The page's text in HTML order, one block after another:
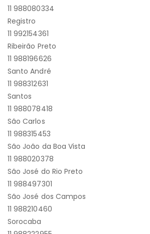
11 988080334
Registro
11 992154361
Ribeirão Preto
11 988196626
Santo André
11 988312631
Santos
11 988078418
São Carlos
11 988315453
São João da Boa Vista
11 988020378
São José do Rio Preto
11 988497301
São José dos Campos
11 988210460
Sorocaba